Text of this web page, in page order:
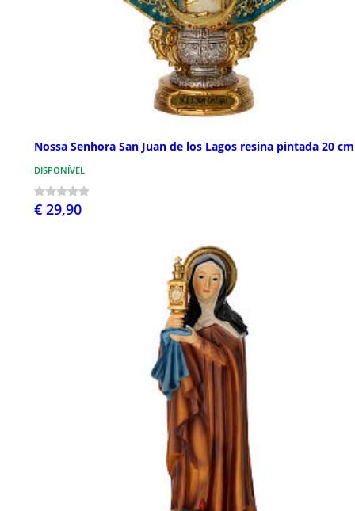
Nossa Senhora San Juan de los Lagos resina pintada 20 cm
DISPONÍVEL
€ 29,90